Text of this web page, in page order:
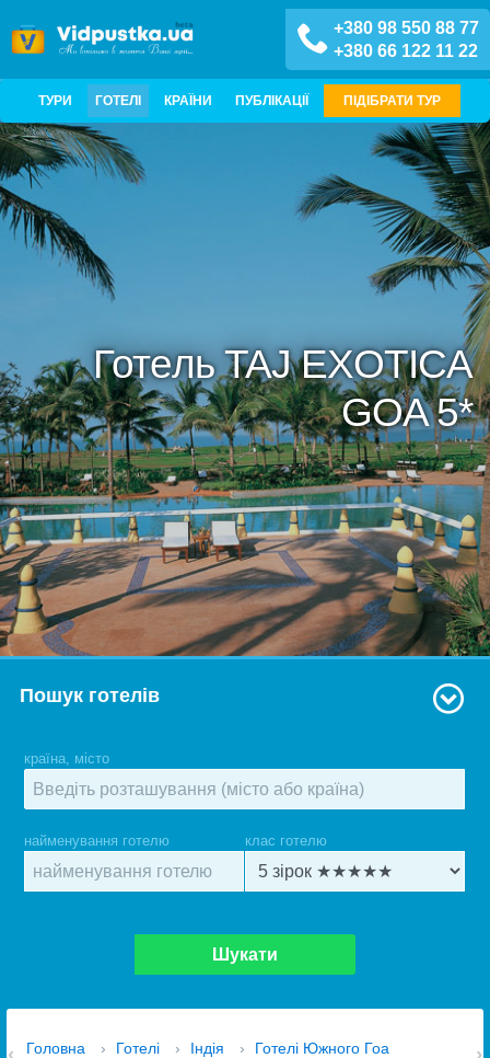
+380 98 550 88 77
+380 66 122 11 22
ТУРИ ГОТЕЛІ КРАЇНИ ПУБЛІКАЦІЇ ПІДІБРАТИ ТУР
Готель TAJ EXOTICA
GOA 5*
Пошук готелів
країна, місто
найменування готелю клас готелю
Шукати
Головна › Готелі › Індія › Готелі Южного Гоа